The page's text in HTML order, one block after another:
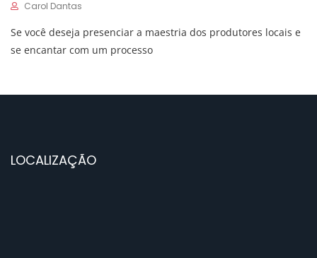
Carol Dantas
Se você deseja presenciar a maestria dos produtores locais e
se encantar com um processo
LOCALIZAÇÃO